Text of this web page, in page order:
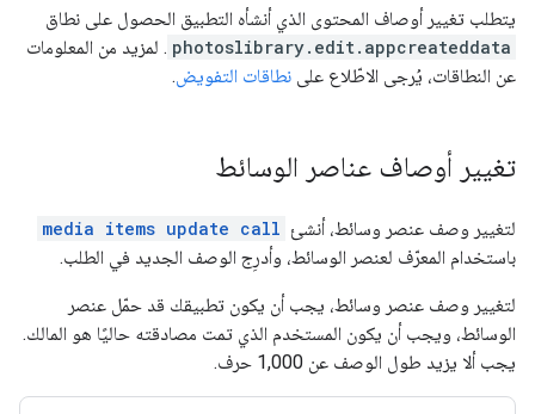
يتطلب تغيير أوصاف المحتوى الذي أنشأه التطبيق الحصول على نطاق
photoslibrary.edit.appcreateddata . لمزيد من المعلومات
عن النطاقات، يُرجى الاطّلاع على نطاقات التفويض.
تغيير أوصاف عناصر الوسائط
لتغيير وصف عنصر وسائط، أنشئ media items update call
باستخدام المعرّف لعنصر الوسائط، وأدرِج الوصف الجديد في الطلب.
لتغيير وصف عنصر وسائط، يجب أن يكون تطبيقك قد حمّل عنصر
الوسائط، ويجب أن يكون المستخدم الذي تمت مصادقته حاليًا هو المالك.
يجب ألا يزيد طول الوصف عن 1,000 حرف.